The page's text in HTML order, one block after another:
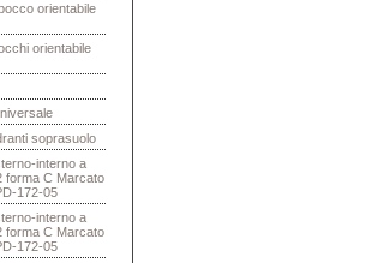
orientabile
orientabile
soprasuolo
interno a
forma C Marcato
172-05
interno a
forma C Marcato
172-05